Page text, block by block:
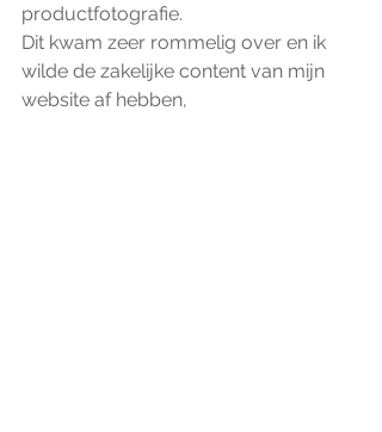
productfotografie.
Dit kwam zeer rommelig over en ik
wilde de zakelijke content van mijn
website af hebben,